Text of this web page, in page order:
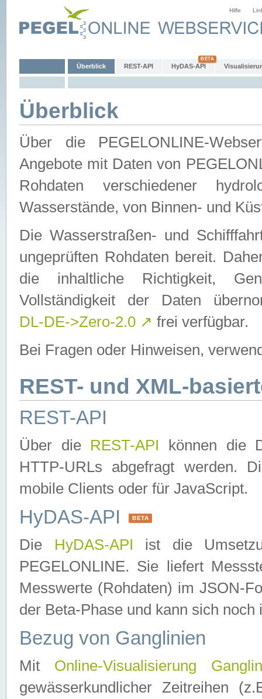
Hilfe
Überblick REST-API HyDAS-API
Überblick
Über die PEGELONLINE-
Angebote mit Daten von
Rohdaten verschiedener
Wasserstände, von Binnen- und
Die Wasserstraßen- und
ungeprüften Rohdaten bereit.
die inhaltliche Richtigkeit,
Vollständigkeit der Daten
DL-DE->Zero-2.0 ↗ frei verfügbar.
Bei Fragen oder Hinweisen,
REST- und XML-
REST-API
Über die REST-API können die
HTTP-URLs abgefragt werden.
mobile Clients oder für JavaScript.
HyDAS-API BETA
Die HyDAS-API ist die
PEGELONLINE. Sie liefert
Messwerte (Rohdaten) im JSON-
der Beta-Phase und kann sich noch
Bezug von Ganglinien
Mit Online-Visualisierung
gewässerkundlicher Zeitreihen